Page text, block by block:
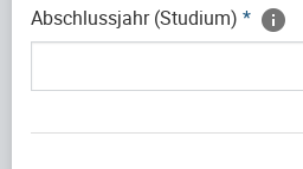
Abschlussjahr (Studium) *